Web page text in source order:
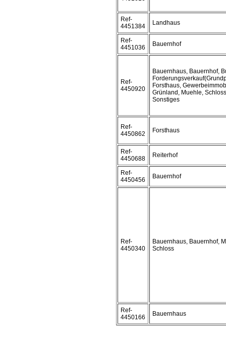
Ref-
4451384
Landhaus
Ref-
4451036
Bauernhof
Ref-
4450920
Bauernhaus, Bauernhof,
Forsthaus,
Grünland, Muehle,
Sonstiges
Ref-
4450862
Forsthaus
Ref-
4450688
Reiterhof
Ref-
4450456
Bauernhof
Ref-
4450340
Bauernhaus, Bauernhof,
Schloss
Ref-
4450166
Bauernhaus